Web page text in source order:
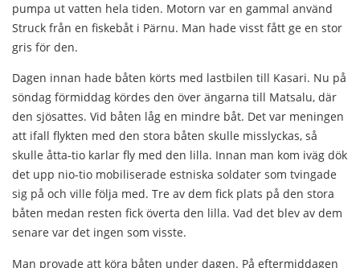
pumpa ut vatten hela tiden. Motorn var en gammal använd
Struck från en fiskebåt i Pärnu. Man hade visst fått ge en stor
gris för den.
Dagen innan hade båten körts med lastbilen till Kasari. Nu på
söndag förmiddag kördes den över ängarna till Matsalu, där
den sjösattes. Vid båten låg en mindre båt. Det var meningen
att ifall flykten med den stora båten skulle misslyckas, så
skulle åtta-tio karlar fly med den lilla. Innan man kom iväg dök
det upp nio-tio mobiliserade estniska soldater som tvingade
sig på och ville följa med. Tre av dem fick plats på den stora
båten medan resten fick överta den lilla. Vad det blev av dem
senare var det ingen som visste.
Man provade att köra båten under dagen. På eftermiddagen